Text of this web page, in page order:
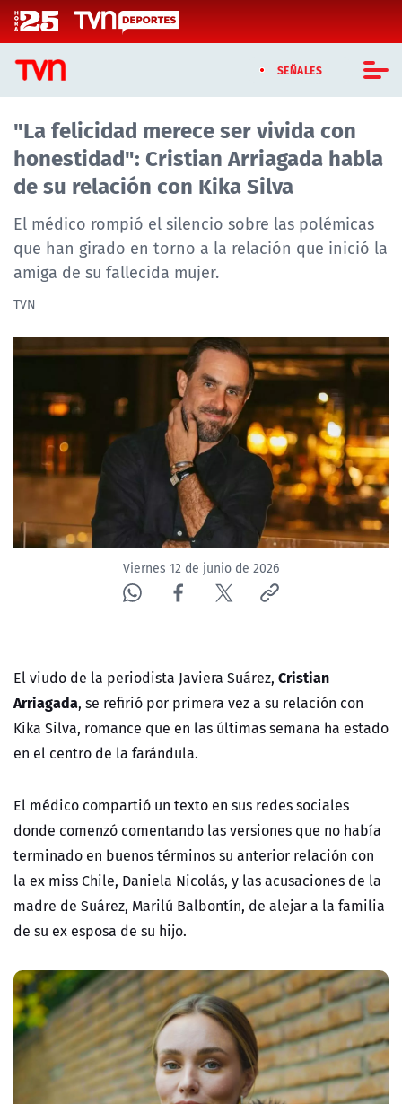
Click acá para ir directamente al contenido
SEÑALES
CASTING MASTERCHEF CHILE
CASTING TVN VERTICAL
TVN VERTICAL
TVN PLAY
PROGRAMAS
TELESERIES
ACTUALIDAD Y TENDENCIAS
CORPORATIVO Y TRANSPARENCIA
CANAL DE DENUNCIAS
ÁREA DE PROYECTOS
"La felicidad merece ser vivida con
honestidad": Cristian Arriagada habla
de su relación con Kika Silva
El médico rompió el silencio sobre las polémicas
que han girado en torno a la relación que inició la
amiga de su fallecida mujer.
TVN
Viernes 12 de junio de 2026
El viudo de la periodista Javiera Suárez, Cristian
Arriagada, se refirió por primera vez a su relación con
Kika Silva, romance que en las últimas semana ha estado
en el centro de la farándula.
El médico compartió un texto en sus redes sociales
donde comenzó comentando las versiones que no había
terminado en buenos términos su anterior relación con
la ex miss Chile, Daniela Nicolás, y las acusaciones de la
madre de Suárez, Marilú Balbontín, de alejar a la familia
de su ex esposa de su hijo.